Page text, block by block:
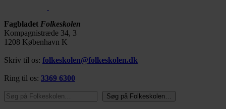
Fagbladet Folkeskolen
Kompagnistræde 34, 3
1208 København K
Skriv til os: folkeskolen@folkeskolen.dk
Ring til os: 3369 6300
Søg på Folkeskolen…
Søg på Folkeskolen…